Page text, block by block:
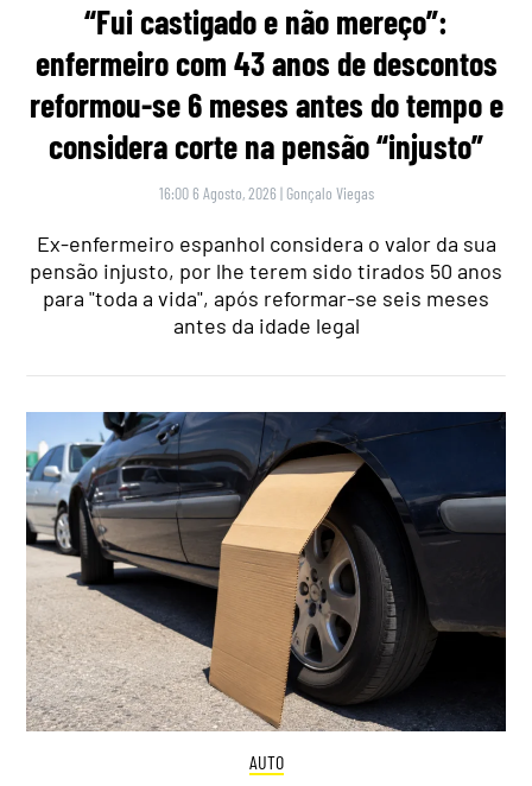
“Fui castigado e não mereço”:
enfermeiro com 43 anos de descontos
reformou-se 6 meses antes do tempo e
considera corte na pensão “injusto”
16:00 6 Agosto, 2026 | Gonçalo Viegas
Ex-enfermeiro espanhol considera o valor da sua
pensão injusto, por lhe terem sido tirados 50 anos
para "toda a vida", após reformar-se seis meses
antes da idade legal
AUTO